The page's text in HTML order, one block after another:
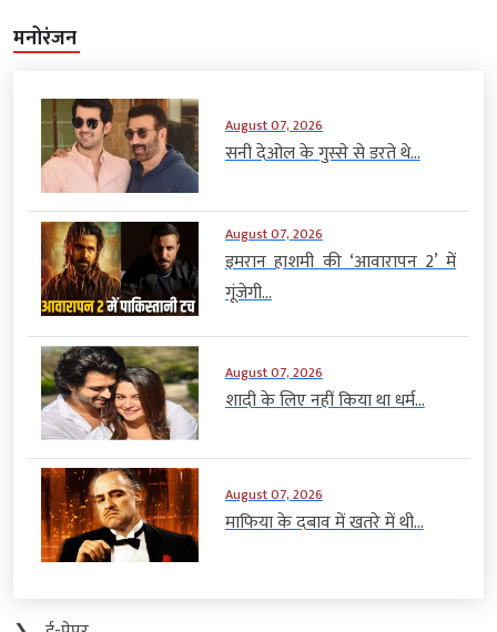
मनोरंजन
August 07, 2026
सनी देओल के गुस्से से डरते थे...
August 07, 2026
इमरान हाशमी की ‘आवारापन 2’ में
गूंजेगी...
August 07, 2026
शादी के लिए नहीं किया था धर्म...
August 07, 2026
माफिया के दबाव में खतरे में थी...